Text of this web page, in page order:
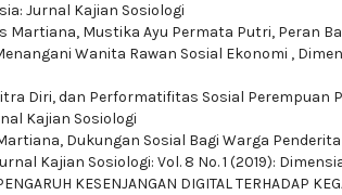
Jurnal Kajian Sosiologi
Martiana, Mustika Ayu Permata Putri, Peran
Wanita Rawan Sosial Ekonomi ,
Diri, dan Performatifitas Sosial Perempuan
Kajian Sosiologi
Dukungan Sosial Bagi Warga
Kajian Sosiologi: Vol. 8 No. 1 (2019):
KESENJANGAN DIGITAL TERHADAP